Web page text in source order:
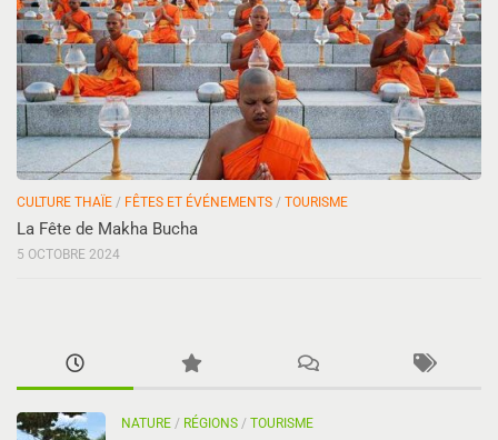
CULTURE THAÏE / FÊTES ET ÉVÉNEMENTS / TOURISME
La Fête de Makha Bucha
5 OCTOBRE 2024
NATURE / RÉGIONS / TOURISME